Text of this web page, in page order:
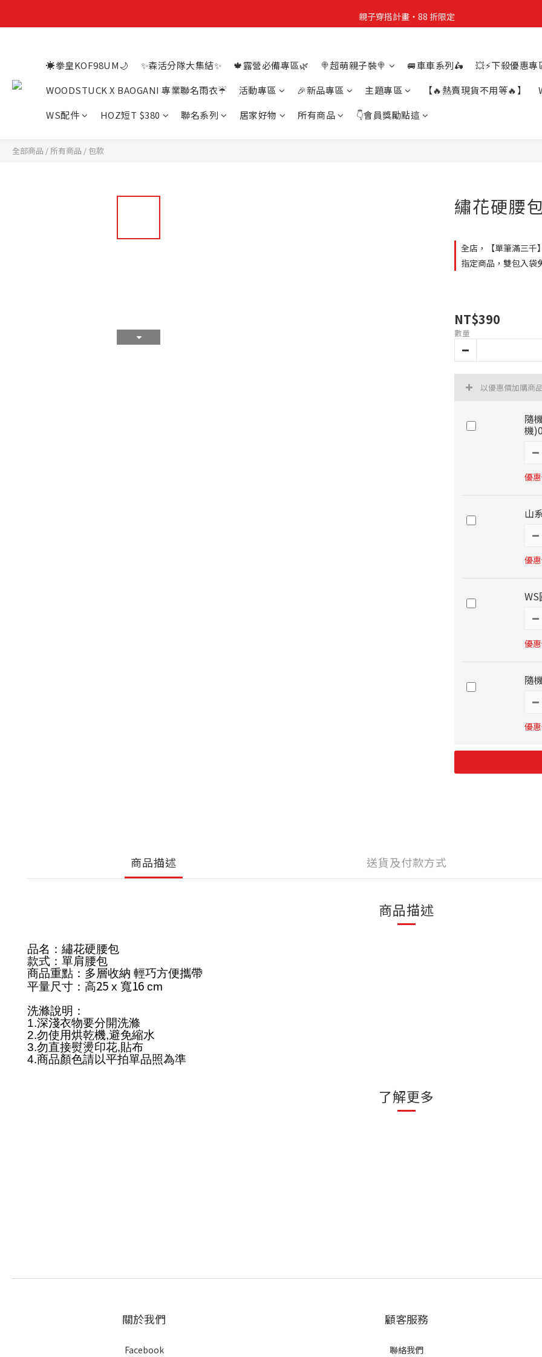
親子穿搭計畫・88 折限定
親子穿搭計畫・88 折限定
買4件短T送雨傘☂️！【這把傘，大概率不是你在撐☂️】
親子穿搭計畫・88 折限定
☀️拳皇KOF98UM🌙 ✨森活分隊大集結✨ 🍁露營必備專區🌿 🍭超萌親子裝🍭 🚐車車系列🛵
💥⚡下殺優惠專
WOODSTUCK X BAOGANI 專業聯名雨衣☔
活動專區 🎉新品專區 主題專區 【🔥熱賣現貨不用等🔥】
WS配件
HOZ短T $380 聯名系列 居家好物 所有商品 👇會員獎勵點這
全部商品 / 所有商品 / 包款
繡花硬腰
全店，【單筆滿三千
指定商品，雙包入袋
NT$390
數量
以優惠價加購商
隨
機
優
山
優
優
隨
優
商品描述 送貨及付款方式
商品描述
品名：繡花硬腰包
款式：單肩腰包
商品重點：多層收納 輕巧方便攜帶
平量尺寸：高25 x 寬16 cm
洗滌說明：
1.深淺衣物要分開洗滌
2.勿使用烘乾機,避免縮水
3.勿直接熨燙印花,貼布
4.商品顏色請以平拍單品照為準
了解更多
關於我們
Facebook
顧客服務
聯絡我們